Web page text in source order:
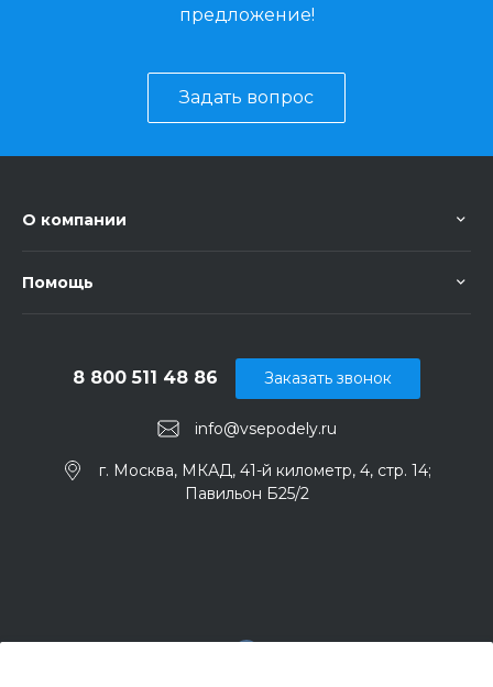
предложение!
Задать вопрос
О компании
Помощь
info@vsepodely.ru
8 800 511 48 86
г. Москва, МКАД, 41-й километр, 4, стр. 14;
Павильон Б25/2
Заказать звонок